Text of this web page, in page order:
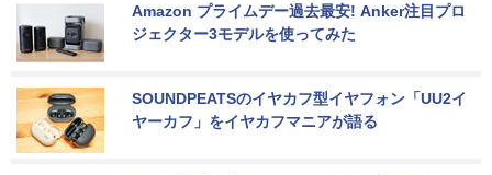
Amazon プライムデー過去最安! Anker注目プロ
ジェクター3モデルを使ってみた
SOUNDPEATSのイヤカフ型イヤフォン「UU2イ
ヤーカフ」をイヤカフマニアが語る